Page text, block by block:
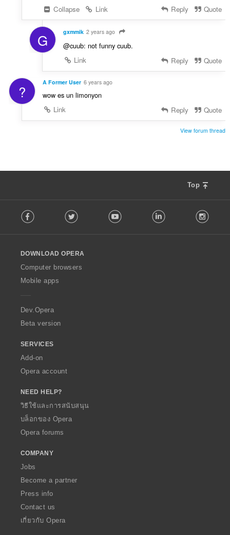
Collapse
Link Reply Quote
G gxmmik 2 years ago
@cuub: not funny cuub.
Link
Reply Quote
? A Former User 6 years ago
wow es un limonyon
Link
Reply Quote
View forum thread
Top
o
w
O
p
a
Facebook Twitter Youtube LinkedIn
DOWNLOAD OPERA
Computer browsers
Mobile apps
Dev.Opera
Beta version
SERVICES
Add-on
Opera account
NEED HELP?
วิธีใช้และการสนับสนุน
บล็อกของ Opera
Opera forums
COMPANY
Jobs
Become a partner
Press info
Contact us
เกี่ยวกับ Opera